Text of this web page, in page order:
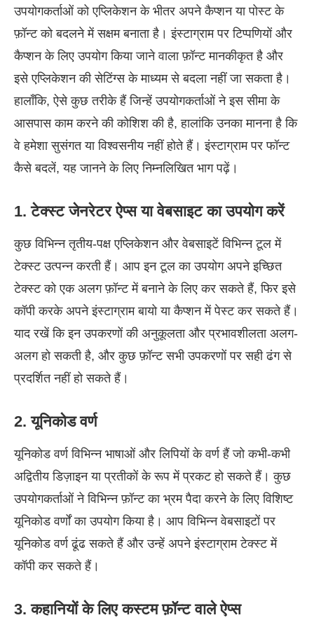
उपयोगकर्ताओं को एप्लिकेशन के भीतर अपने कैप्शन या पोस्ट के
फ़ॉन्ट को बदलने में सक्षम बनाता है। इंस्टाग्राम पर टिप्पणियों और
कैप्शन के लिए उपयोग किया जाने वाला फ़ॉन्ट मानकीकृत है और
इसे एप्लिकेशन की सेटिंग्स के माध्यम से बदला नहीं जा सकता है।
हालाँकि, ऐसे कुछ तरीके हैं जिन्हें उपयोगकर्ताओं ने इस सीमा के
आसपास काम करने की कोशिश की है, हालांकि उनका मानना है कि
वे हमेशा सुसंगत या विश्वसनीय नहीं होते हैं। इंस्टाग्राम पर फॉन्ट
कैसे बदलें, यह जानने के लिए निम्नलिखित भाग पढ़ें।
1. टेक्स्ट जेनरेटर ऐप्स या वेबसाइट का उपयोग करें
कुछ विभिन्न तृतीय-पक्ष एप्लिकेशन और वेबसाइटें विभिन्न टूल में
टेक्स्ट उत्पन्न करती हैं। आप इन टूल का उपयोग अपने इच्छित
टेक्स्ट को एक अलग फ़ॉन्ट में बनाने के लिए कर सकते हैं, फिर इसे
कॉपी करके अपने इंस्टाग्राम बायो या कैप्शन में पेस्ट कर सकते हैं।
याद रखें कि इन उपकरणों की अनुकूलता और प्रभावशीलता अलग-
अलग हो सकती है, और कुछ फ़ॉन्ट सभी उपकरणों पर सही ढंग से
प्रदर्शित नहीं हो सकते हैं।
2. यूनिकोड वर्ण
यूनिकोड वर्ण विभिन्न भाषाओं और लिपियों के वर्ण हैं जो कभी-कभी
अद्वितीय डिज़ाइन या प्रतीकों के रूप में प्रकट हो सकते हैं। कुछ
उपयोगकर्ताओं ने विभिन्न फ़ॉन्ट का भ्रम पैदा करने के लिए विशिष्ट
यूनिकोड वर्णों का उपयोग किया है। आप विभिन्न वेबसाइटों पर
यूनिकोड वर्ण ढूंढ सकते हैं और उन्हें अपने इंस्टाग्राम टेक्स्ट में
कॉपी कर सकते हैं।
3. कहानियों के लिए कस्टम फ़ॉन्ट वाले ऐप्स